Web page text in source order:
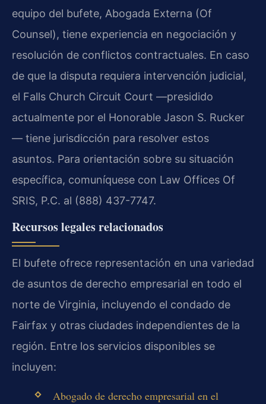
equipo del bufete, Abogada Externa (Of
Counsel), tiene experiencia en negociación y
resolución de conflictos contractuales. En caso
de que la disputa requiera intervención judicial,
el Falls Church Circuit Court —presidido
actualmente por el Honorable Jason S. Rucker
— tiene jurisdicción para resolver estos
asuntos. Para orientación sobre su situación
específica, comuníquese con Law Offices Of
SRIS, P.C. al (888) 437-7747.
Recursos legales relacionados
El bufete ofrece representación en una variedad
de asuntos de derecho empresarial en todo el
norte de Virginia, incluyendo el condado de
Fairfax y otras ciudades independientes de la
región. Entre los servicios disponibles se
incluyen:
Abogado de derecho empresarial en el